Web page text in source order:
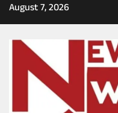
Skip
to
August 7, 2026